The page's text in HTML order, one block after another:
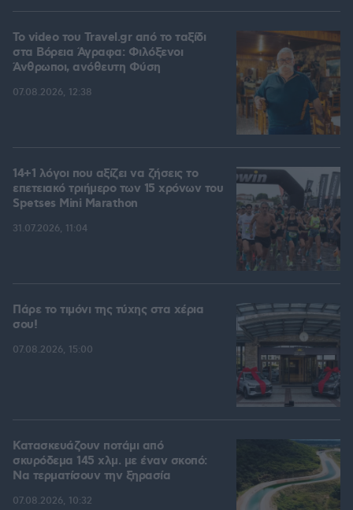
To video του Travel.gr από το ταξίδι
στα Βόρεια Άγραφα: Φιλόξενοι
Άνθρωποι, ανόθευτη Φύση
07.08.2026, 12:38
14+1 λόγοι που αξίζει να ζήσεις το
επετειακό τριήμερο των 15 χρόνων του
Spetses Mini Marathon
31.07.2026, 11:04
Πάρε το τιμόνι της τύχης στα χέρια
σου!
07.08.2026, 15:00
Κατασκευάζουν ποτάμι από
σκυρόδεμα 145 χλμ. με έναν σκοπό:
Να τερματίσουν την ξηρασία
07.08.2026, 10:32